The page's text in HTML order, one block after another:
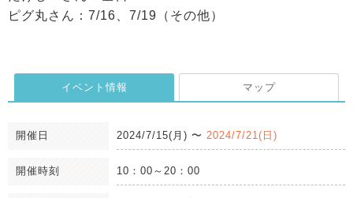
ピグ丸さん：7/16、7/19（その他）
イベント情報 マップ
開催日 2024/7/15(月) 〜 2024/7/21(日)
開催時刻 10：00～20：00